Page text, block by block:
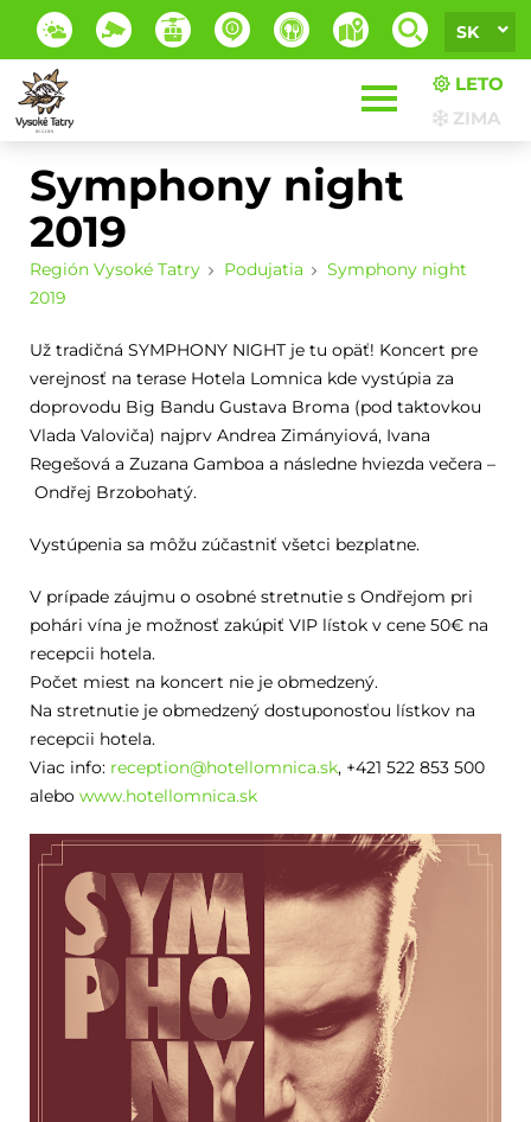
SK
LETO
ZIMA
Symphony night
2019
Región Vysoké Tatry Podujatia
Symphony night
2019
Už tradičná SYMPHONY NIGHT je tu opäť! Koncert pre
verejnosť na terase Hotela Lomnica kde vystúpia za
doprovodu Big Bandu Gustava Broma (pod taktovkou
Vlada Valoviča) najprv Andrea Zimányiová, Ivana
Regešová a Zuzana Gamboa a následne hviezda večera –
Ondřej Brzobohatý.
Vystúpenia sa môžu zúčastniť všetci bezplatne.
V prípade záujmu o osobné stretnutie s Ondřejom pri
pohári vína je možnosť zakúpiť VIP lístok v cene 50€ na
recepcii hotela.
Počet miest na koncert nie je obmedzený.
Na stretnutie je obmedzený dostuponosťou lístkov na
recepcii hotela.
Viac info: reception@hotellomnica.sk, +421 522 853­ 500
alebo www.hotellomnica.sk